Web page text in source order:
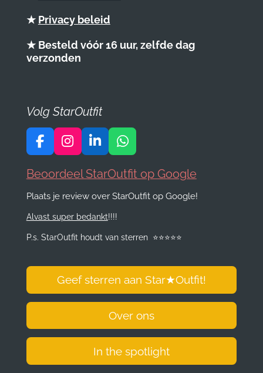
★ Privacy beleid
★ Besteld vóór 16 uur, zelfde dag
verzonden
Volg StarOutfit
F
c
b
o
k
I
s
a
r
a
L
n
e
I
n
W
a
s
p
Beoordeel StarOutfit op Google
Plaats je review over StarOutfit op Google!
Alvast super bedankt!!!!
P.s. StarOutfit houdt van sterren ⭐️⭐️⭐️⭐️⭐️
Geef sterren aan Star★Outfit!
Over ons
In the spotlight